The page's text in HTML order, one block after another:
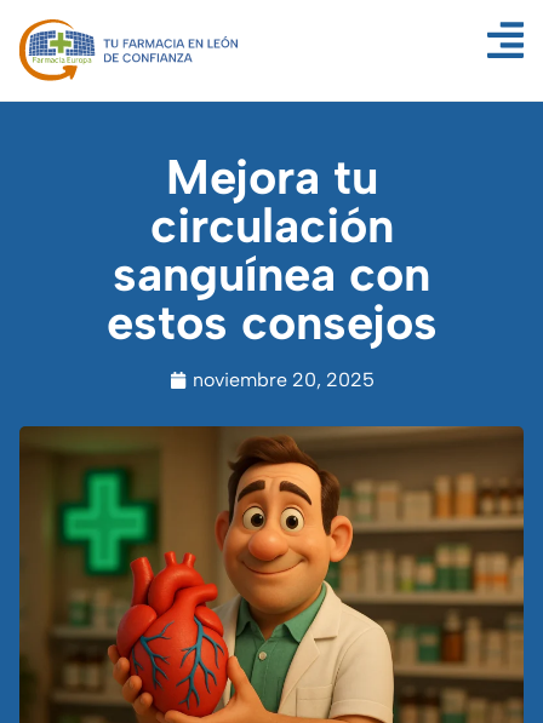
Mejora tu
circulación
sanguínea con
estos consejos
noviembre 20, 2025